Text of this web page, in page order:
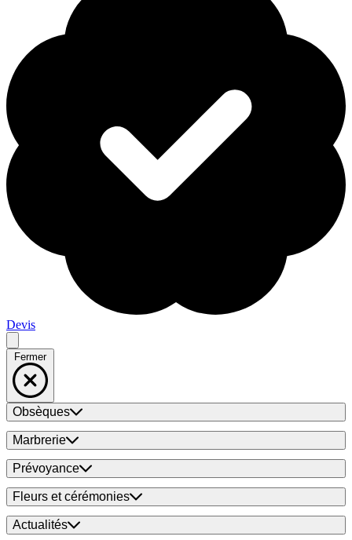
Devis
Fermer
Obsèques
Marbrerie
Prévoyance
Fleurs et cérémonies
Actualités